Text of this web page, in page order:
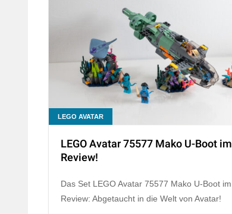
LEGO AVATAR
LEGO Avatar 75577 Mako U-Boot im
Review!
Das Set LEGO Avatar 75577 Mako U-Boot im
Review: Abgetaucht in die Welt von Avatar!